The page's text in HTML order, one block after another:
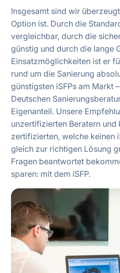
Insgesamt sind wir
Option ist. Durch die
vergleichbar, durch die
günstig und durch die lange
Einsatzmöglichkeiten ist er
rund um die Sanierung
günstigsten iSFPs am Markt
Deutschen
Eigenanteil. Unsere
unzertifizierten Beratern
zertifizierten, welche keinen
gleich zur richtigen Lösung
Fragen beantwortet
sparen: mit dem iSFP.